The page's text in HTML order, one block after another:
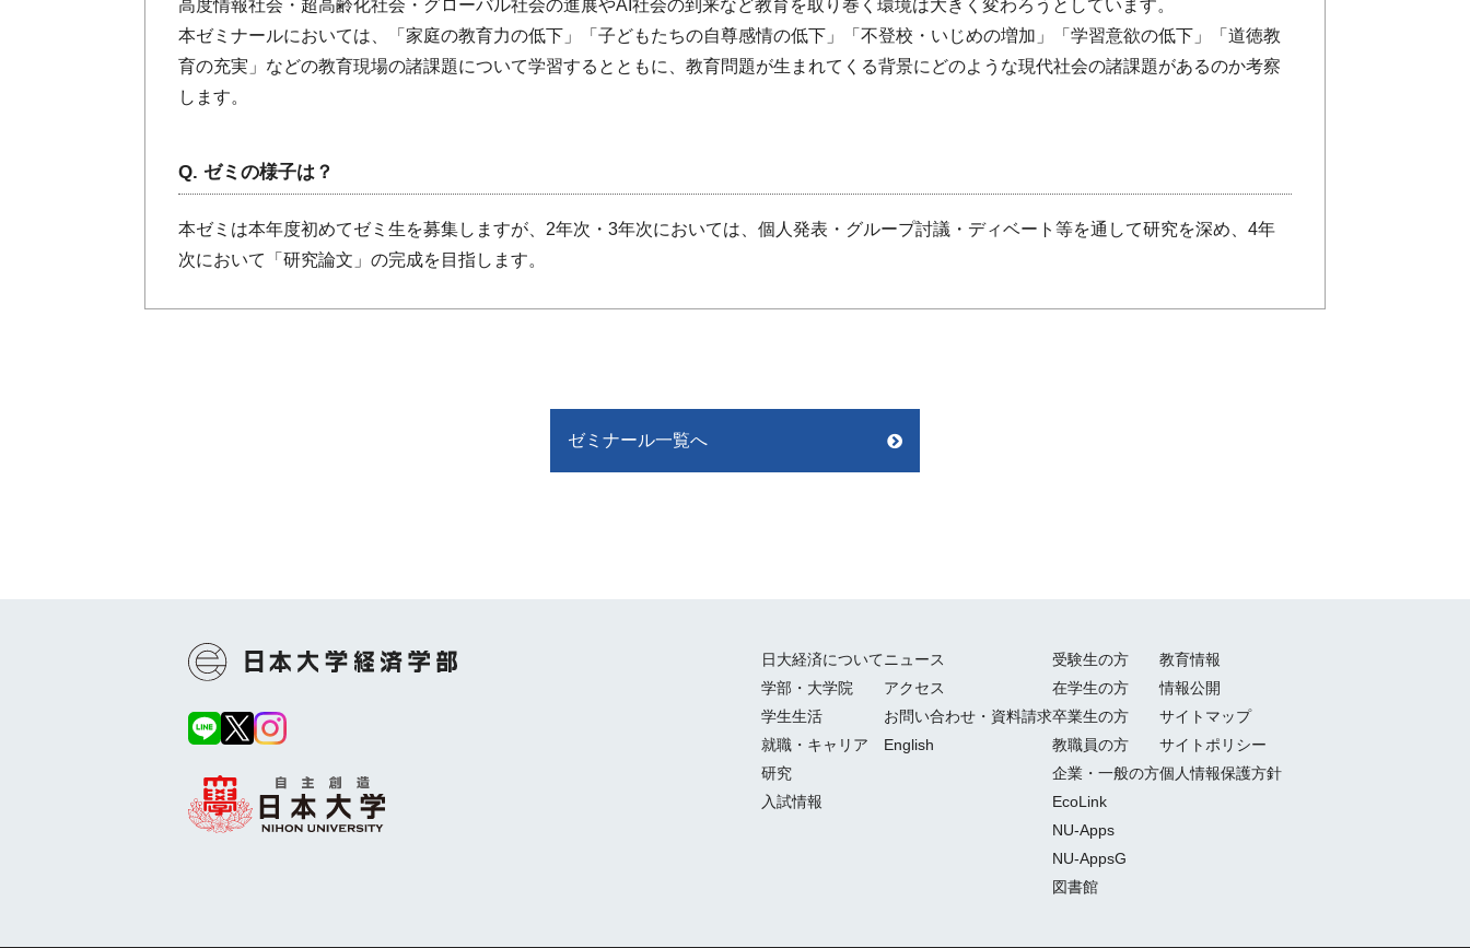
高度情報社会・超高齢化社会・グローバル社会の進展やAI社会の到来など教育を取り巻く環境は大きく変わろうとしています。
本ゼミナールにおいては、「家庭の教育力の低下」「子どもたちの自尊感情の低下」「不登校・いじめの増加」「学習意欲の低下」「道徳教
育の充実」などの教育現場の諸課題について学習するとともに、教育問題が生まれてくる背景にどのような現代社会の諸課題があるのか考察
します。
Q. ゼミの様子は？
本ゼミは本年度初めてゼミ生を募集しますが、2年次・3年次においては、個人発表・グループ討議・ディベート等を通して研究を深め、4年
次において「研究論文」の完成を目指します。
ゼミナール一覧へ
日大経済について
学部・大学院
学生生活
就職・キャリア
研究
入試情報
ニュース
アクセス
お問い合わせ・資料請求
English
受験生の方
在学生の方
卒業生の方
教職員の方
企業・一般の方
EcoLink
NU-Apps
NU-AppsG
図書館
教育情報
情報公開
サイトマップ
サイトポリシー
個人情報保護方針